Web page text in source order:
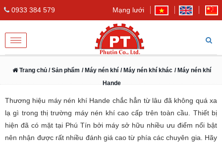
0933 384 579 Mạng lưới
Toggle
navigation
Trang chủ / Sản phẩm / Máy nén khí / Máy nén khí khác / Máy nén khí
Hande
Thương hiệu máy nén khí Hande chắc hẳn từ lâu đã không quá xa
lạ gì trong thị trường máy nén khí cao cấp trên toàn cầu. Thiết bị
hiện đã có mặt tại Phú Tín bởi máy sở hữu nhiều ưu điểm nổi bật
nên nhận được rất nhiều đánh giá cao từ phía các chuyên gia. Hãy